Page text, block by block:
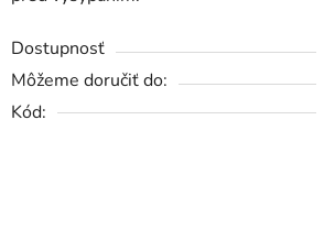
Dostupnosť
Môžeme doručiť do:
Kód: